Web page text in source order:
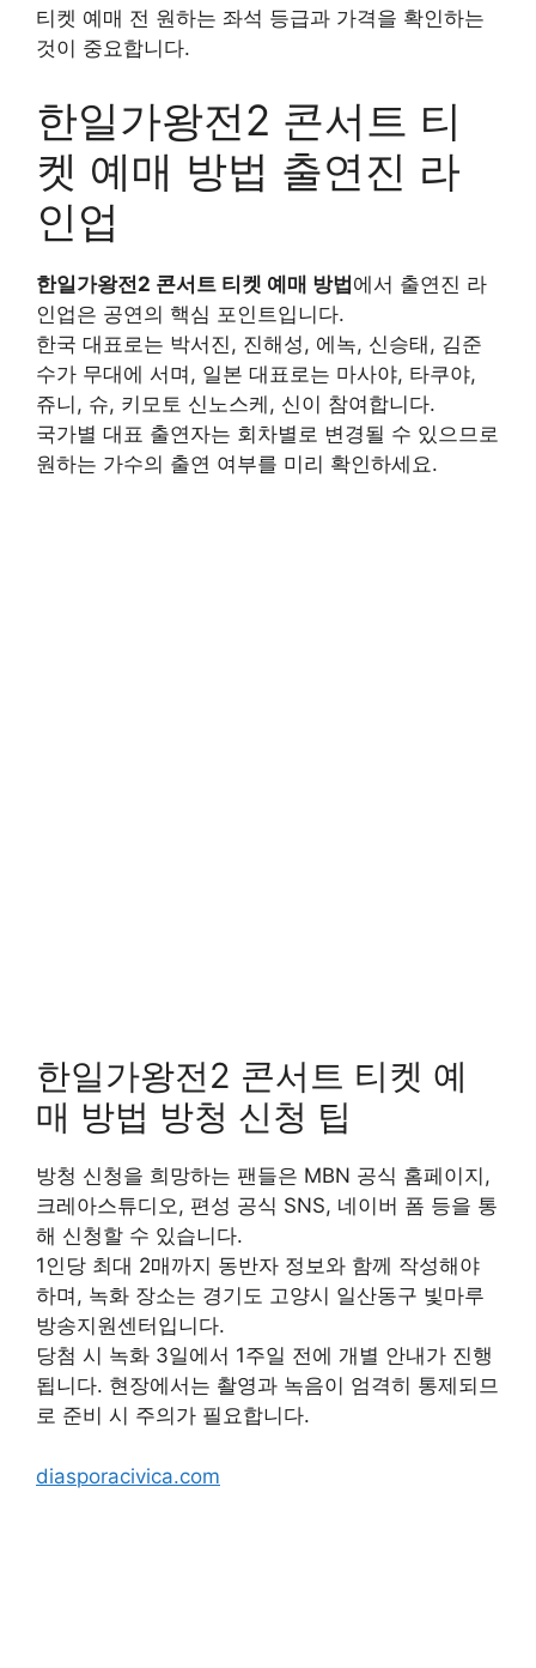
티켓 예매 전 원하는 좌석 등급과 가격을 확인하는
것이 중요합니다.
한일가왕전2 콘서트 티
켓 예매 방법 출연진 라
인업
한일가왕전2 콘서트 티켓 예매 방법에서 출연진 라
인업은 공연의 핵심 포인트입니다.
한국 대표로는 박서진, 진해성, 에녹, 신승태, 김준
수가 무대에 서며, 일본 대표로는 마사야, 타쿠야,
쥬니, 슈, 키모토 신노스케, 신이 참여합니다.
국가별 대표 출연자는 회차별로 변경될 수 있으므로
원하는 가수의 출연 여부를 미리 확인하세요.
한일가왕전2 콘서트 티켓 예
매 방법 방청 신청 팁
방청 신청을 희망하는 팬들은 MBN 공식 홈페이지,
크레아스튜디오, 편성 공식 SNS, 네이버 폼 등을 통
해 신청할 수 있습니다.
1인당 최대 2매까지 동반자 정보와 함께 작성해야
하며, 녹화 장소는 경기도 고양시 일산동구 빛마루
방송지원센터입니다.
당첨 시 녹화 3일에서 1주일 전에 개별 안내가 진행
됩니다. 현장에서는 촬영과 녹음이 엄격히 통제되므
로 준비 시 주의가 필요합니다.
diasporacivica.com